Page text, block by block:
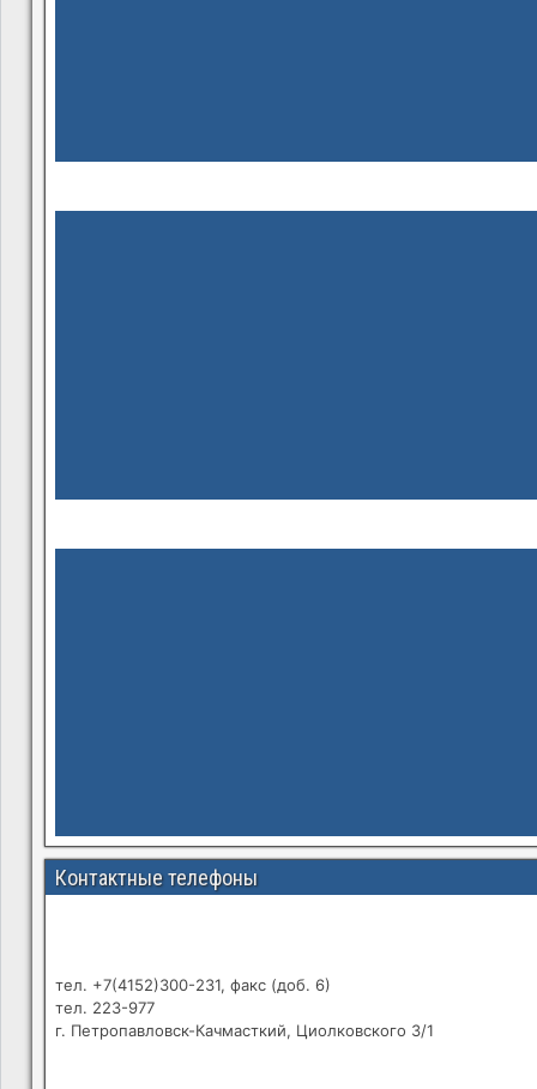
Контактные телефоны
тел. +7(4152)300-231, факс (доб. 6)
тел. 223-977
г. Петропавловск-Качмасткий, Циолковского 3/1